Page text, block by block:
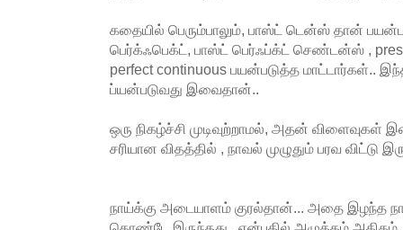
கதையில் பெரும்பாலும், பாஸ்ட் டென்ஸ் தான்
பெர்க்ஃபெக்ட், பாஸ்ட் பெர்ஃப்க்ட் செண்டன்ஸ் ,
perfect continuous பயன்படுத்த மாட்டார்கள்..
ப்யன்படுவது இவைதான்..
ஒரு நிகழ்ச்சி முடிவுற்றாமல், அதன்
சரியான விதத்தில் , நாவல் முழுதும் பரவ விட்டு
நாய்க்கு அடையாளம் குரல்தான்... அதை இழந்த